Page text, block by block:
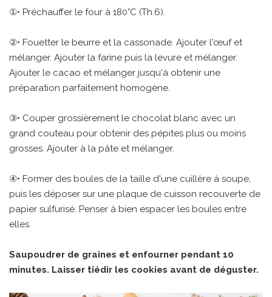
①• Préchauffer le four à 180°C (Th.6).
②• Fouetter le beurre et la cassonade. Ajouter l'œuf et
mélanger. Ajouter la farine puis la levure et mélanger.
Ajouter le cacao et mélanger jusqu'à obtenir une
préparation parfaitement homogène.
③• Couper grossièrement le chocolat blanc avec un
grand couteau pour obtenir des pépites plus ou moins
grosses. Ajouter à la pâte et mélanger.
④• Former des boules de la taille d'une cuillère à soupe,
puis les déposer sur une plaque de cuisson recouverte de
papier sulfurisé. Penser à bien espacer les boules entre
elles.
Saupoudrer de graines et enfourner pendant 10
minutes. Laisser tiédir les cookies avant de déguster.